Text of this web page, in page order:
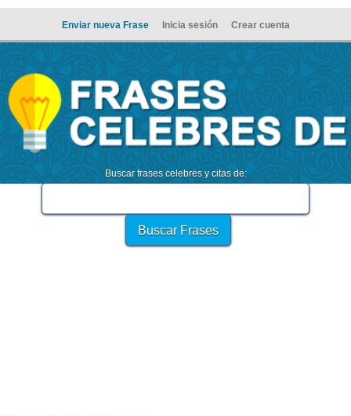
Enviar nueva Frase Inicia sesión Crear cuenta
Buscar frases celebres y citas de: